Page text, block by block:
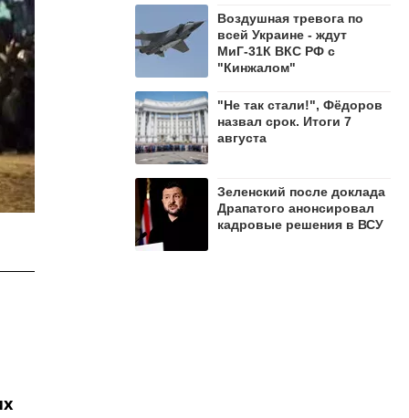
Воздушная тревога по
всей Украине - ждут
МиГ-31К ВКС РФ с
"Кинжалом"
"Не так стали!", Фёдоров
назвал срок. Итоги 7
августа
Зеленский после доклада
Драпатого анонсировал
кадровые решения в ВСУ